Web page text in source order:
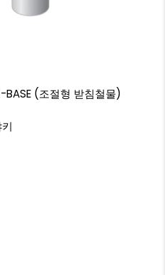
(조절형 받침철물)